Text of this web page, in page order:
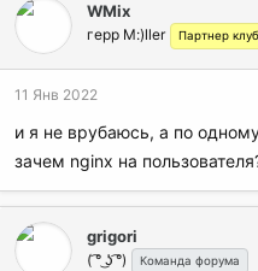
WMix
герр M:)ller Партнер
11 Янв 2022
и я не врубаюсь, а по
зачем nginx на
grigori
( ͡° ͜ʖ ͡°) Команда форума